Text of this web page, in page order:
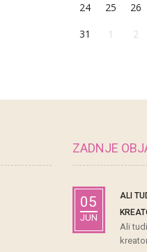
24
25 26
31
1 2
ZADNJE
05
JUN
ALI
Ali